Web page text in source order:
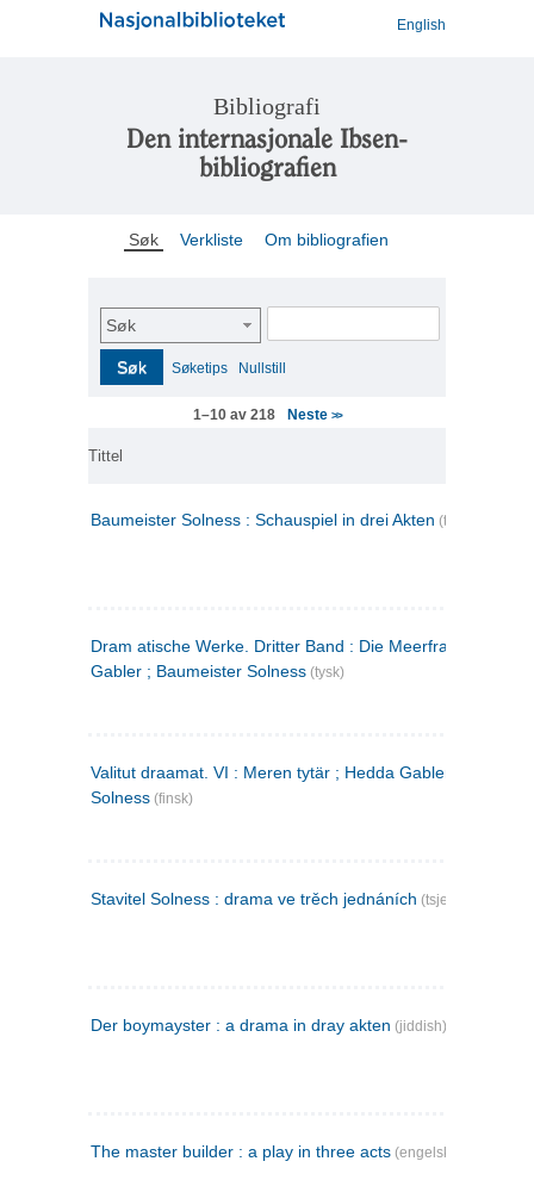
English
Bibliografi
Den internasjonale Ibsen-
bibliografien
Søk Verkliste Om bibliografien
Søk
Søk Søketips Nullstill
1–10 av 218 Neste >>
Tittel
Baumeister Solness : Schauspiel in drei Akten (tysk)
Dram atische Werke. Dritter Band : Die Meerfrau ; Hedda
Gabler ; Baumeister Solness (tysk)
Valitut draamat. VI : Meren tytär ; Hedda Gabler ;
Solness (finsk)
Stavitel Solness : drama ve trěch jednáních (tsjekkisk)
Der boymayster : a drama in dray akten (jiddish)
The master builder : a play in three acts (engelsk)